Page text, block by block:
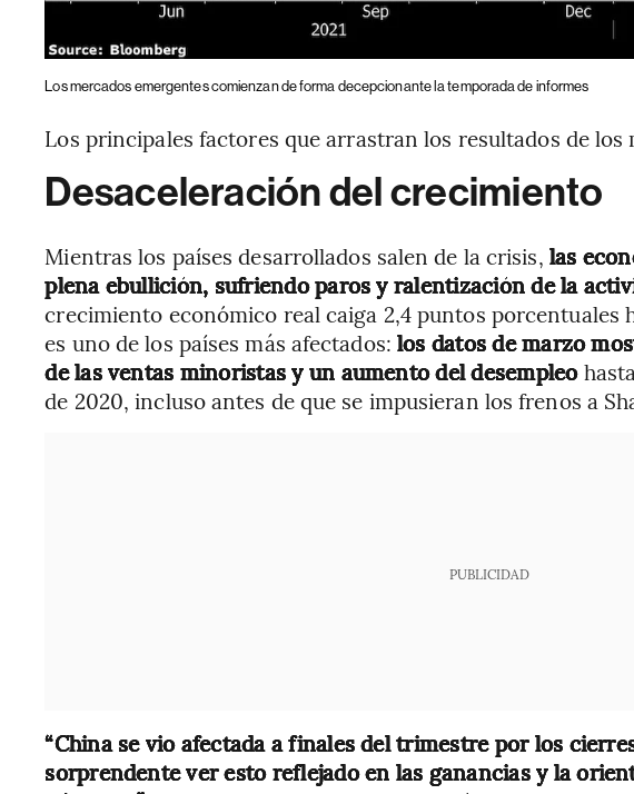
Los mercados emergentes comienzan de forma decepcionante la temporada de informes
Los principales factores que arrastran los resultados de los
Desaceleración del crecimiento
Mientras los países desarrollados salen de la crisis, las
plena ebullición, sufriendo paros y ralentización de la
crecimiento económico real caiga 2,4 puntos porcentuales
es uno de los países más afectados: los datos de marzo
de las ventas minoristas y un aumento del desempleo
de 2020, incluso antes de que se impusieran los frenos a
PUBLICIDAD
“China se vio afectada a finales del trimestre por los
sorprendente ver esto reflejado en las ganancias y la